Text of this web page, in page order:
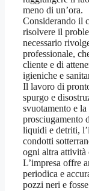
meno di un’ora.
Considerando il
risolvere il
necessario
professionale,
cliente e di
igieniche e
Il lavoro di
spurgo e
svuotamento e
prosciugamento
liquidi e detriti,
condotti
ogni altra attività
L’impresa offre
periodica e
pozzi neri e